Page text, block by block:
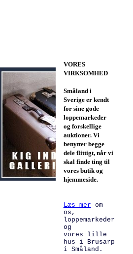
VORES
VIRKSOMHED
Småland i
Sverige er kendt
for sine gode
loppemarkeder
og forskellige
auktioner. Vi
benytter begge
dele flittigt, når vi
skal finde ting til
vores butik og
hjemmeside.
Læs mer om
os,
loppemarkeder
og
vores lille
hus i Brusarp
i Småland.